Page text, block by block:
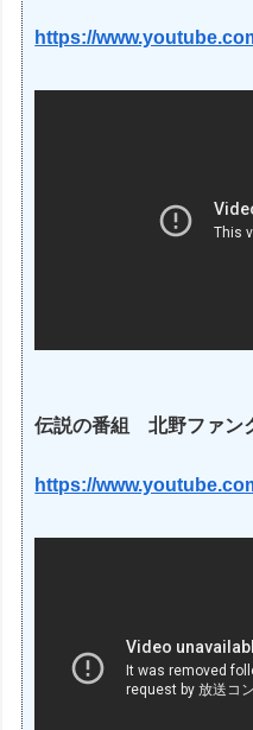
https://
伝説の番組 北野ファン
https://